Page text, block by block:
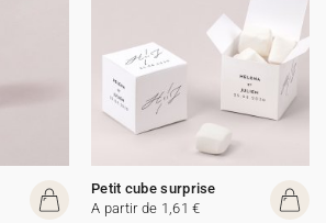
Petit cube surprise
A partir de 1,61 €